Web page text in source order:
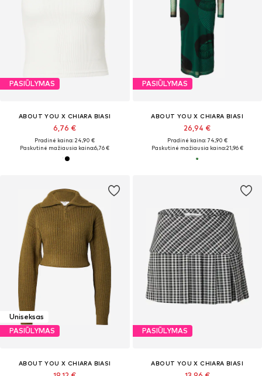
PASIŪLYMAS
ABOUT YOU X CHIARA BIASI
6,76 €
Pradinė kaina: 24,90 €
Paskutinė mažiausia kaina:6,76 €
PASIŪLYMAS
ABOUT YOU X CHIARA BIASI
26,94 €
Pradinė kaina: 74,90 €
Paskutinė mažiausia kaina:21,96 €
Uniseksas
PASIŪLYMAS
ABOUT YOU X CHIARA BIASI
PASIŪLYMAS
ABOUT YOU X CHIARA BIASI